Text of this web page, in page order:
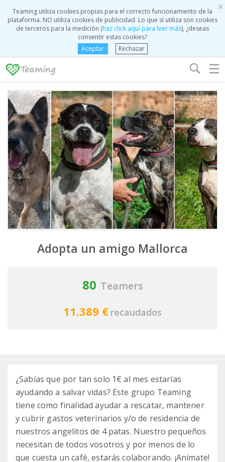
×
Teaming utiliza cookies propias para el correcto funcionamiento de la
plataforma. NO utiliza cookies de publicidad. Lo que sí utiliza son cookies
de terceros para la medición (haz click aquí para leer más), ¿deseas
consentir estas cookies?
Aceptar
Rechazar
☰
Adopta un amigo Mallorca
80 Teamers
11.389 € recaudados
¿Sabías que por tan solo 1€ al mes estarías
ayudando a salvar vidas? Este grupo Teaming
tiene como finalidad ayudar a rescatar, mantener
y cubrir gastos veterinarios y/o de residencia de
nuestros angelitos de 4 patas. Nuestro pequeños
necesitan de todos vosotros y por menos de lo
que cuesta un café, estarás colaborando. ¡Anímate!